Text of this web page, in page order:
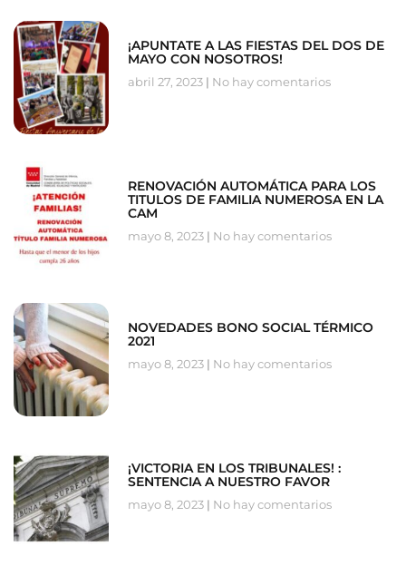
¡APUNTATE A LAS FIESTAS DEL DOS DE
MAYO CON NOSOTROS!
abril 27, 2023 No hay comentarios
RENOVACIÓN AUTOMÁTICA PARA LOS
TITULOS DE FAMILIA NUMEROSA EN LA
CAM
mayo 8, 2023 No hay comentarios
NOVEDADES BONO SOCIAL TÉRMICO
2021
mayo 8, 2023 No hay comentarios
¡VICTORIA EN LOS TRIBUNALES! :
SENTENCIA A NUESTRO FAVOR
mayo 8, 2023 No hay comentarios